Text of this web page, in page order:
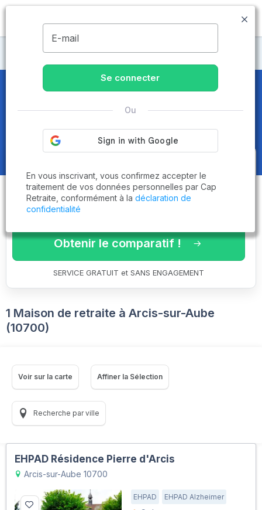
MENU
Maisons de retraite Aube
Maisons de retraite et EHPAD
Arcis-sur-Aube (10700)
Obtenez le
comparatif des
établissementsadaptés à vos
critères en 3 minutes !
Obtenir le comparatif !
SERVICE GRATUIT et SANS ENGAGEMENT
1 Maison de retraite à Arcis-sur-Aube
(10700)
Voir sur la carte Affiner la Sélection
Recherche par ville
EHPAD Résidence Pierre d'Arcis
Arcis-sur-Aube 10700
EHPAD
EHPAD Alzheimer
E-mail
Se connecter
Ou
En vous inscrivant, vous confirmez accepter le
traitement de vos données personnelles par Cap
Retraite, conformément à la déclaration de
confidentialité